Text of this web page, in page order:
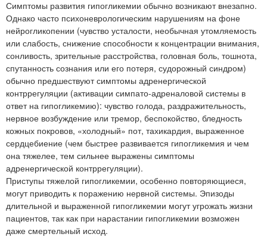
Симптомы развития гипогликемии обычно возникают внезапно.
Однако часто психоневрологическим нарушениям на фоне
нейрогликопении (чувство усталости, необычная утомляемость
или слабость, снижение способности к концентрации внимания,
сонливость, зрительные расстройства, головная боль, тошнота,
спутанность сознания или его потеря, судорожный синдром)
обычно предшествуют симптомы адренергической
контррегуляции (активации симпато-адреналовой системы в
ответ на гипогликемию): чувство голода, раздражительность,
нервное возбуждение или тремор, беспокойство, бледность
кожных покровов, «холодный» пот, тахикардия, выраженное
сердцебиение (чем быстрее развивается гипогликемия и чем
она тяжелее, тем сильнее выражены симптомы
адренергической контррегуляции).
Приступы тяжелой гипогликемии, особенно повторяющиеся,
могут приводить к поражению нервной системы. Эпизоды
длительной и выраженной гипогликемии могут угрожать жизни
пациентов, так как при нарастании гипогликемии возможен
даже смертельный исход.